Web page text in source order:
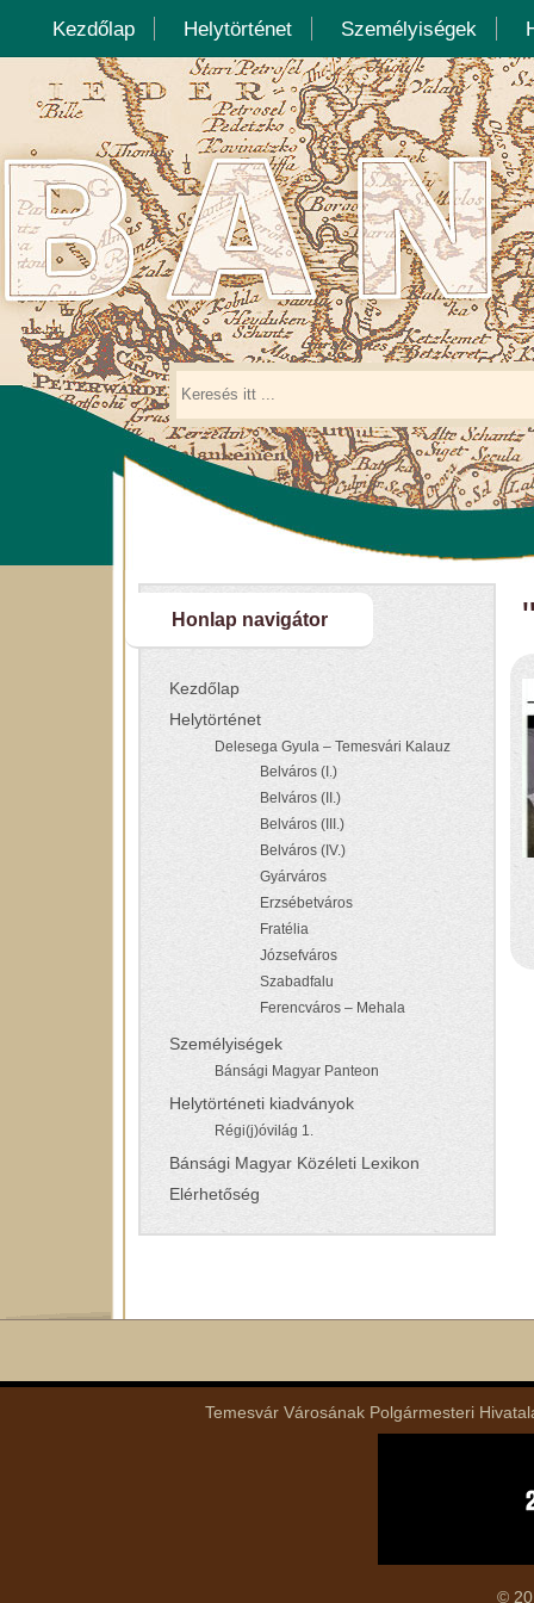
Kezdőlap Helytörténet Személyiségek
Honlap navigátor
Kezdőlap
Helytörténet
Delesega Gyula – Temesvári Kalauz
Belváros (I.)
Belváros (II.)
Belváros (III.)
Belváros (IV.)
Gyárváros
Erzsébetváros
Fratélia
Józsefváros
Szabadfalu
Ferencváros – Mehala
Személyiségek
Bánsági Magyar Panteon
Helytörténeti kiadványok
Régi(j)óvilág 1.
Bánsági Magyar Közéleti Lexikon
Elérhetőség
Temesvár Városának Polgármesteri
©